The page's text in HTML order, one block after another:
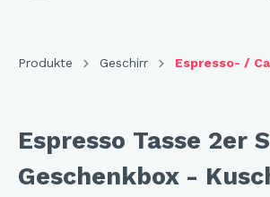
Produkte Geschirr Espresso- /
Espresso Tasse 2er
Geschenkbox -